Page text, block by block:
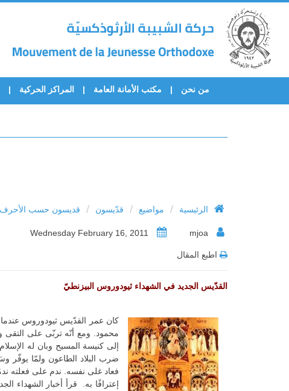
من نحن مكتب الأمانة العامة المراكز الحركية
الرئيسية / مواضيع / قدّيسون / قديسون حسب الأحرف
اطبع المقال
القدّيس الجديد في الشهداء ثيودوروس البيزنطيّ
كان عمر القدّيس ثيودوروس
محمود. ومع أنّه تربّى على التقى
إلى كنيسة المسيح وبان له
ضرب البلاد الطاعون ولمّا
فعاد غلى نفسه. ندم على فعلته
إعترافًا به. قرأ أخبار